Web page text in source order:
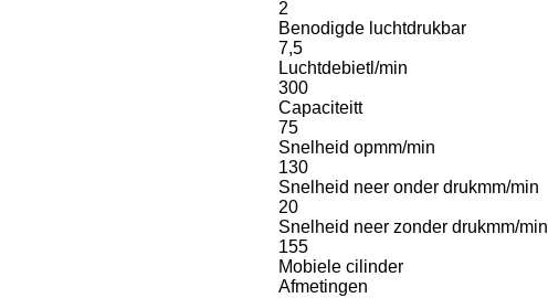
2
Benodigde luchtdrukbar
7,5
Luchtdebietl/min
300
Capaciteitt
75
Snelheid opmm/min
130
Snelheid neer onder drukmm/min
20
Snelheid neer zonder drukmm/min
155
Mobiele cilinder
Afmetingen